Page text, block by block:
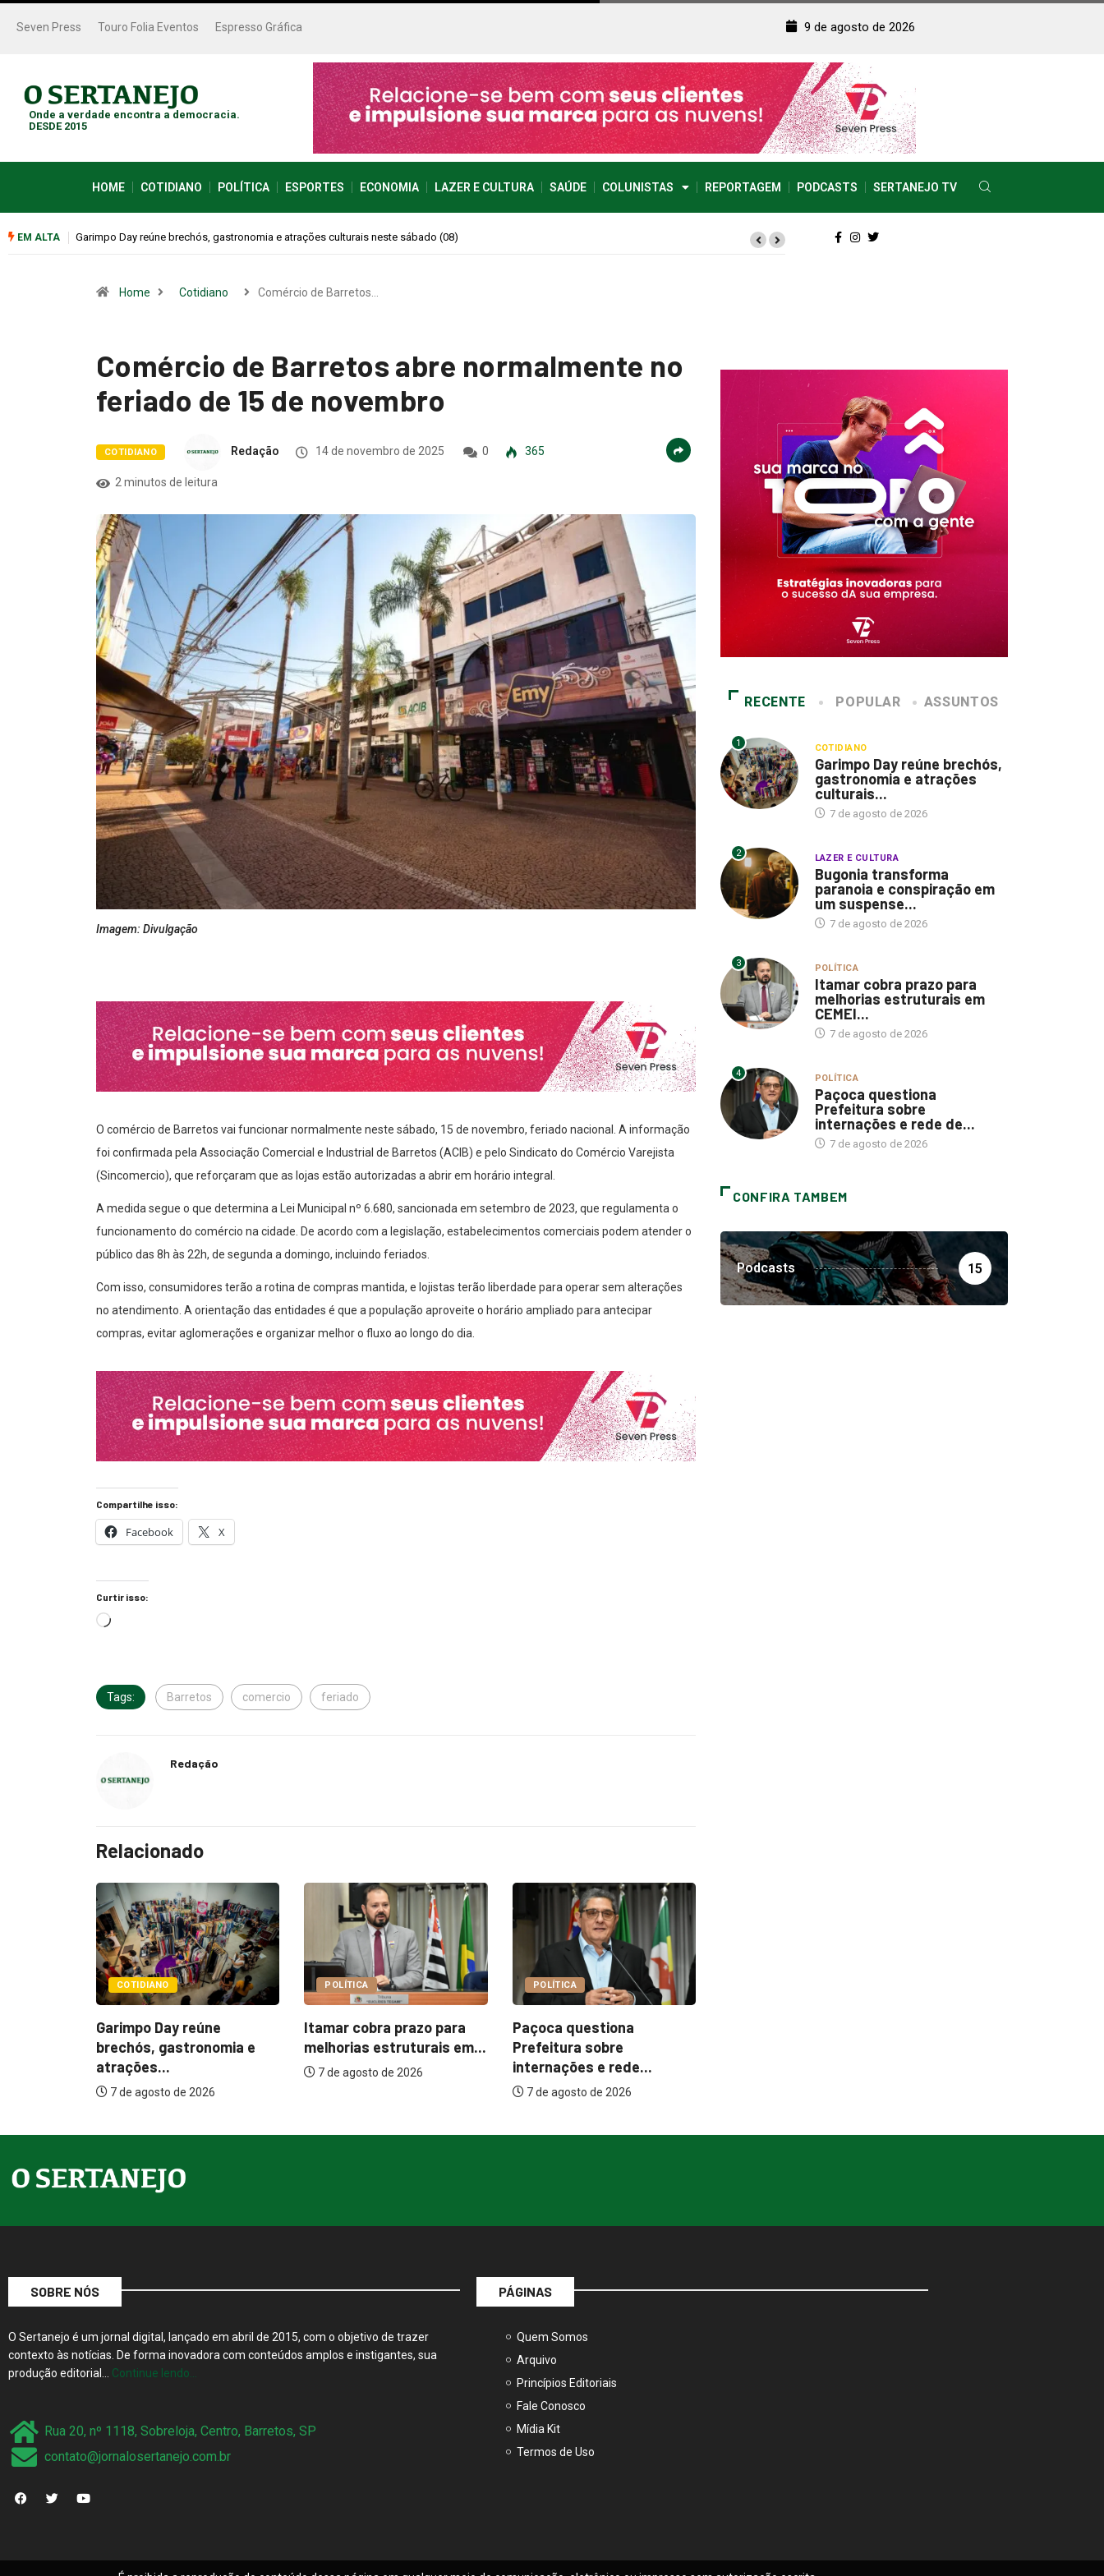
Seven Press Touro Folia Eventos Espresso Gráfica 9 de agosto de 2026
Onde a verdade encontra a democracia.
DESDE 2015
HOME COTIDIANO POLÍTICA ESPORTES ECONOMIA LAZER E CULTURA SAÚDE COLUNISTAS REPORTAGEM PODCASTS SERTANEJO TV
EM ALTA
sábado (08)Bugonia transforma paranoia e conspiração em um suspense imprevisível
Home Cotidiano Comércio de Barretos…
Comércio de Barretos abre normalmente no
feriado de 15 de novembro
COTIDIANO Redação 14 de novembro de 2025 0 365
2 minutos de leitura
Imagem: Divulgação
O comércio de Barretos vai funcionar normalmente neste sábado, 15 de novembro, feriado nacional. A informação
foi confirmada pela Associação Comercial e Industrial de Barretos (ACIB) e pelo Sindicato do Comércio Varejista
(Sincomercio), que reforçaram que as lojas estão autorizadas a abrir em horário integral.
A medida segue o que determina a Lei Municipal nº 6.680, sancionada em setembro de 2023, que regulamenta o
funcionamento do comércio na cidade. De acordo com a legislação, estabelecimentos comerciais podem atender o
público das 8h às 22h, de segunda a domingo, incluindo feriados.
Com isso, consumidores terão a rotina de compras mantida, e lojistas terão liberdade para operar sem alterações
no atendimento. A orientação das entidades é que a população aproveite o horário ampliado para antecipar
compras, evitar aglomerações e organizar melhor o fluxo ao longo do dia.
Compartilhe isso:
Facebook X
Curtir isso:
Tags: Barretos comercio feriado
Redação
Relacionado
POLÍTICA
Itamar cobra prazo para
melhorias estruturais em...
7 de agosto de 2026
POLÍTICA
Paçoca questiona
Prefeitura sobre
internações e rede...
COTIDIANO
Garimpo Day reúne
brechós, gastronomia e
atrações...
7 de agosto de 2026
RECENTE POPULAR ASSUNTOS
1 COTIDIANO
Garimpo Day reúne brechós,
gastronomia e atrações
culturais...
7 de agosto de 2026
2 LAZER E CULTURA
Bugonia transforma
paranoia e conspiração em
um suspense...
7 de agosto de 2026
3 POLÍTICA
Itamar cobra prazo para
melhorias estruturais em
CEMEI...
7 de agosto de 2026
4 POLÍTICA
Paçoca questiona
Prefeitura sobre
internações e rede de...
7 de agosto de 2026
CONFIRA TAMBEM
Podcasts 15
SOBRE NÓS
O Sertanejo é um jornal digital, lançado em abril de 2015, com o objetivo de trazer
contexto às notícias. De forma inovadora com conteúdos amplos e instigantes, sua
produção editorial… Continue lendo…
Rua 20, nº 1118, Sobreloja, Centro, Barretos, SP
contato@jornalosertanejo.com.br
PÁGINAS
Quem Somos
Arquivo
Princípios Editoriais
Fale Conosco
Mídia Kit
Termos de Uso